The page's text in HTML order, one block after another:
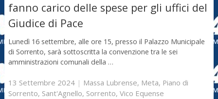
fanno carico delle spese per gli uffici del
Giudice di Pace
Lunedì 16 settembre, alle ore 15, presso il Palazzo Municipale
di Sorrento, sarà sottoscritta la convenzione tra le sei
amministrazioni comunali della …
13 Settembre 2024| Massa Lubrense, Meta, Piano di
Sorrento, Sant'Agnello, Sorrento, Vico Equense